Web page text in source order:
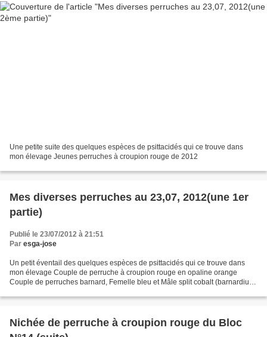
Une petite suite des quelques espèces de psittacidés qui ce trouve dans
mon élevage Jeunes perruches à croupion rouge de 2012
Mes diverses perruches au 23,07, 2012(une 1er
partie)
Publié le 23/07/2012 à 21:51
Par esga-jose
Un petit éventail des quelques espèces de psittacidés qui ce trouve dans
mon élevage Couple de perruche à croupion rouge en opaline orange
Couple de perruches barnard, Femelle bleu et Mâle split cobalt (barnardius)
Nichée de perruche à croupion rouge du Bloc